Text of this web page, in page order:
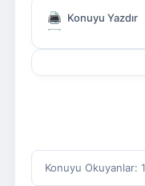
Konuyu Yazdır
Konuyu Okuyanlar: